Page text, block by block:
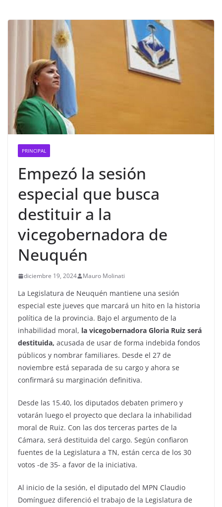
PRINCIPAL
Empezó la sesión
especial que busca
destituir a la
vicegobernadora de
Neuquén
diciembre 19, 2024 Mauro Molinati
La Legislatura de Neuquén mantiene una sesión
especial este jueves que marcará un hito en la historia
política de la provincia. Bajo el argumento de la
inhabilidad moral, la vicegobernadora Gloria Ruiz será
destituida, acusada de usar de forma indebida fondos
públicos y nombrar familiares. Desde el 27 de
noviembre está separada de su cargo y ahora se
confirmará su marginación definitiva.
Desde las 15.40, los diputados debaten primero y
votarán luego el proyecto que declara la inhabilidad
moral de Ruiz. Con las dos terceras partes de la
Cámara, será destituida del cargo. Según confiaron
fuentes de la Legislatura a TN, están cerca de los 30
votos -de 35- a favor de la iniciativa.
Al inicio de la sesión, el diputado del MPN Claudio
Domínguez diferenció el trabajo de la Legislatura de